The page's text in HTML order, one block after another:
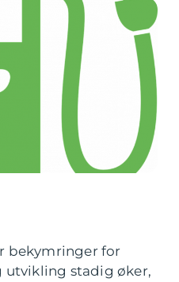
bekymringer for
stadig øker,